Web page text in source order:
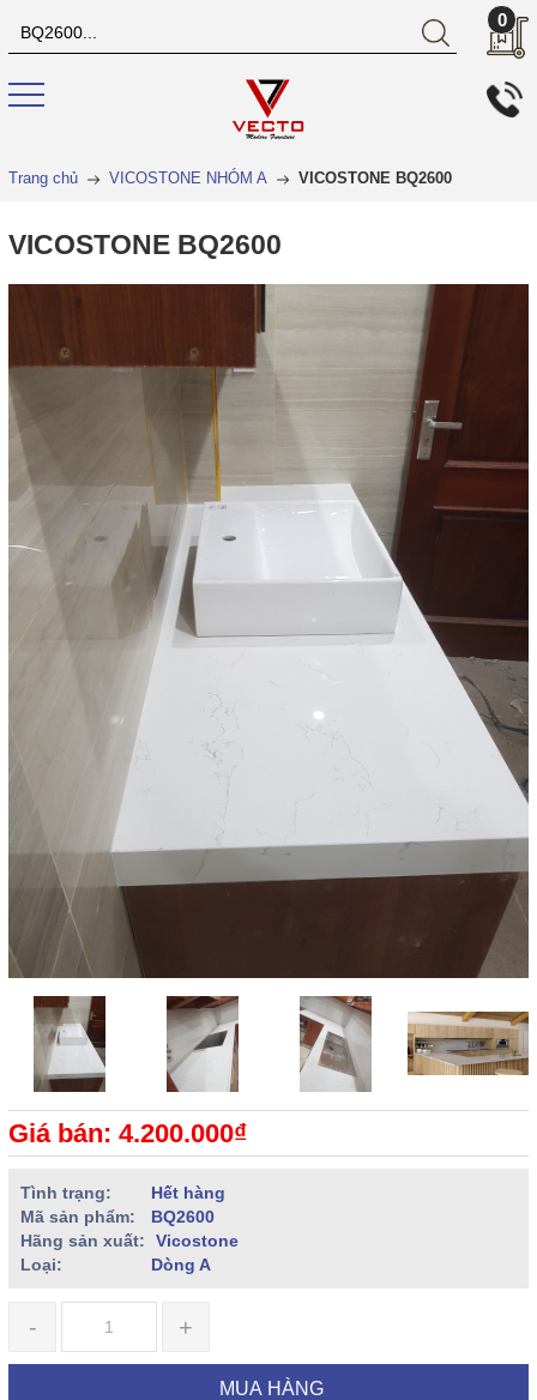
0
Trang chủ VICOSTONE NHÓM A VICOSTONE BQ2600
VICOSTONE BQ2600
Giá bán: 4.200.000₫
Tình trạng:
Hết hàng
Mã sản phẩm:
BQ2600
Hãng sản xuất:
Vicostone
Loại:
Dòng A
- +
MUA HÀNG